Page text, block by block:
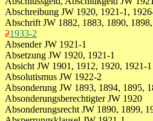
Abschreibung JW 1920, 1921-1,
Abschrift JW 1882, 1883, 1890,
21933-2
Absender JW 1921-1
Absetzung JW 1920, 1921-1
Absicht JW 1901, 1912, 1920, 1921-1
Absolutismus JW 1922-2
Absonderung JW 1893, 1894, 1895,
Absonderungsberechtigter JW 1920
Absonderungsrecht JW 1890, 1899,